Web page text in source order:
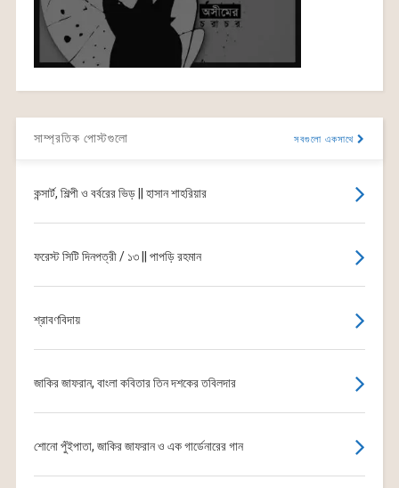
সাম্প্রতিক পোস্টগুলো সবগুলো একসাথে
কন্সার্ট, শিল্পী ও বর্বরের ভিড় || হাসান শাহরিয়ার
ফরেস্ট সিটি দিনপত্রী / ১৩ || পাপড়ি রহমান
শ্রাবণবিদায়
জাকির জাফরান, বাংলা কবিতার তিন দশকের তবিলদার
শোনো পুঁইপাতা, জাকির জাফরান ও এক গার্ডেনারের গান